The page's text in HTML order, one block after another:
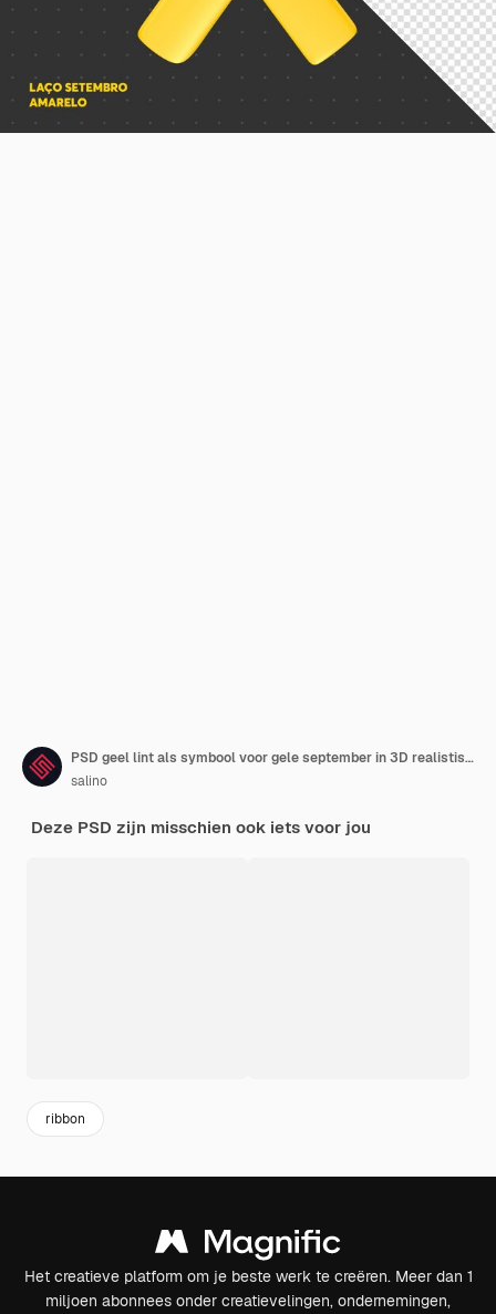
PSD geel lint als symbool voor gele september in 3D realistische weergave
salino
Deze PSD zijn misschien ook iets voor jou
ribbon
Het creatieve platform om je beste werk te creëren. Meer dan 1
miljoen abonnees onder creatievelingen, ondernemingen,